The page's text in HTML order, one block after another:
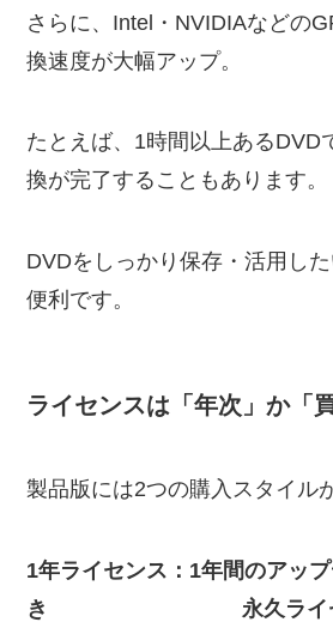
さらに、Intel・NVIDIAなどの
換速度が大幅アップ。
たとえば、1時間以上あるDVD
換が完了することもあります。
DVDをしっかり保存・活用し
便利です。
ライセンスは「年次」か「
製品版には2つの購入スタイル
1年ライセンス：1年間のアッ
き
永久ラ